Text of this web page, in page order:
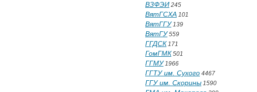
ВЗФЭИ 245
ВятГСХА 101
ВятГГУ139
ВятГУ559
ГГДСК 171
ГомГМК 501
ГГМУ1966
ГГТУ им. Сухого 4467
ГГУ им. Скорины 1590